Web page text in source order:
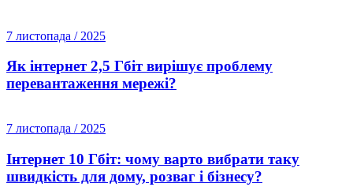
7 листопада / 2025
Як інтернет 2,5 Гбіт вирішує проблему
перевантаження мережі?
7 листопада / 2025
Інтернет 10 Гбіт: чому варто вибрати таку
швидкість для дому, розваг і бізнесу?